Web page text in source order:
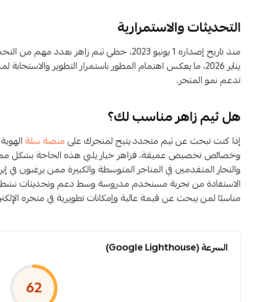
التحديثات والاستمرارية
يناير 2026، ما يعكس اهتمام المطور باستمرار التطوير
تدعم نمو المتجر.
هل ثيم زاهر مناسب لك؟
إذا كنت تبحث عن ثيم متجدد يتيح لمتجرك علىمنصة سلة
وخصائص تخصيص عميقة، فزاهر خيار يلبي هذه الحاجة بشكل
والتجار المتقدمين في المتاجر المتوسطة والكبيرة ممن يرغبون
الاستفادة من تجربة مستخدم مدروسة وسط دعم وتحديثات نشطة
مناسبًا لمن يبحث عن قيمة عالية وإمكانات تطويرية في متجره
السرعة (Google Lighthouse)
62